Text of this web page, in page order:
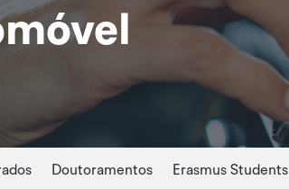
Doutoramentos Erasmus Students